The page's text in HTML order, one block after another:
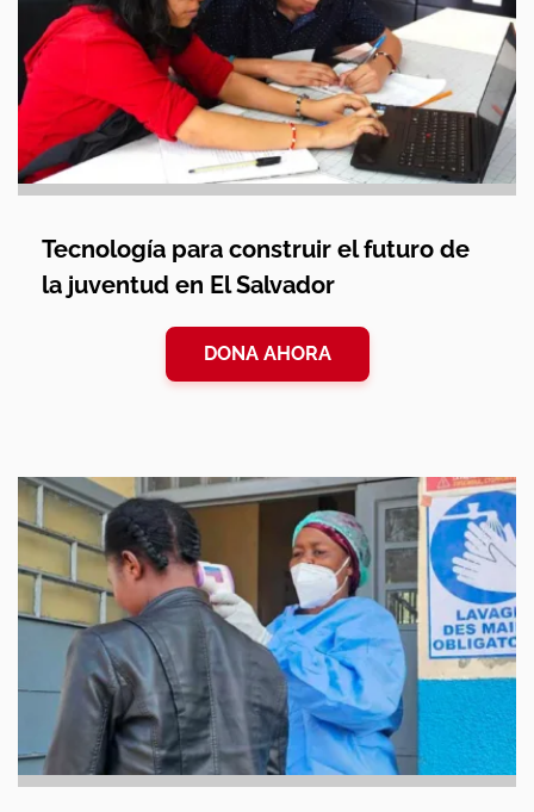
Tecnología para construir el futuro de
la juventud en El Salvador
DONA AHORA